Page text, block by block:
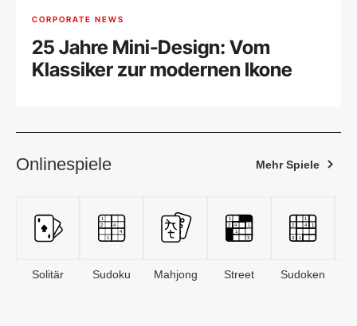
CORPORATE NEWS
25 Jahre Mini-Design: Vom
Klassiker zur modernen Ikone
Onlinespiele Mehr Spiele
Solitär Sudoku Mahjong Street Sudoken